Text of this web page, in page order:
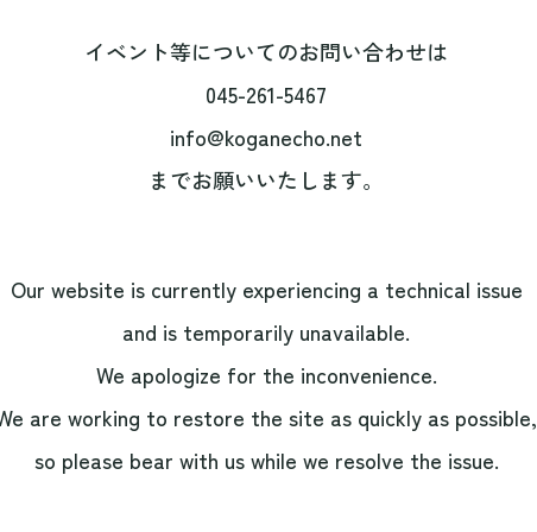
イベント等についてのお問い合わせは
045-261-5467
info@koganecho.net
までお願いいたします。
Our website is currently experiencing a technical issue
and is temporarily unavailable.
We apologize for the inconvenience.
are working to restore the site as quickly as possible,
so please bear with us while we resolve the issue.